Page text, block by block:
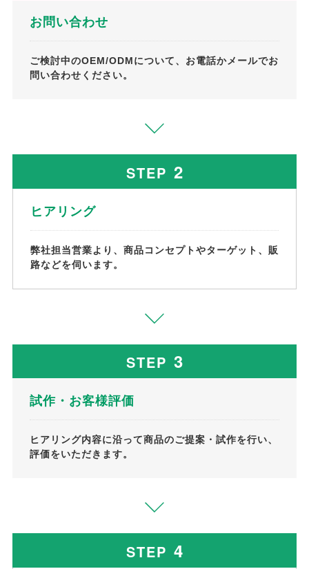
お問い合わせ
ご検討中のOEM/ODMについて、お電話かメールでお
問い合わせください。
STEP 2
ヒアリング
弊社担当営業より、商品コンセプトやターゲット、販
路などを伺います。
STEP 3
試作・お客様評価
ヒアリング内容に沿って商品のご提案・試作を行い、
評価をいただきます。
STEP 4